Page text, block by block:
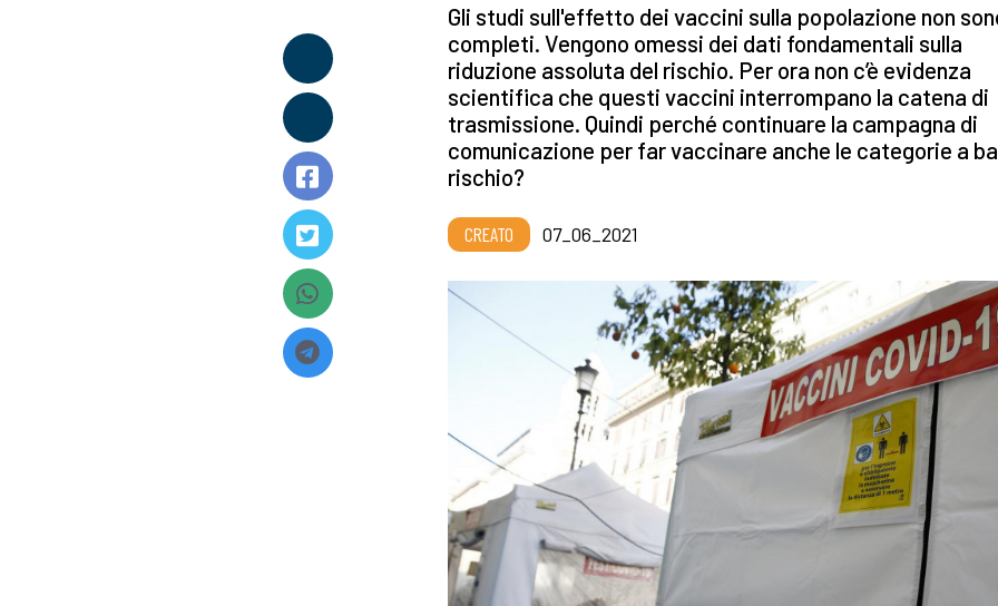
Gli studi sull'effetto dei vaccini sulla popolazione non
completi. Vengono omessi dei dati fondamentali sulla
riduzione assoluta del rischio. Per ora non c’è evidenza
scientifica che questi vaccini interrompano la catena di
trasmissione. Quindi perché continuare la campagna di
comunicazione per far vaccinare anche le categorie a
rischio?
CREATO 07_06_2021